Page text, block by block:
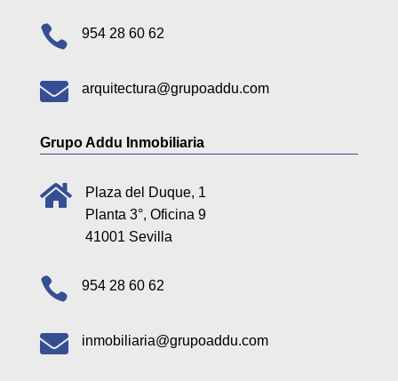
 954 28 60 62
 arquitectura@grupoaddu.com
Grupo Addu Inmobiliaria

Plaza del Duque, 1
Planta 3°, Oficina 9
41001 Sevilla
 954 28 60 62
 inmobiliaria@grupoaddu.com